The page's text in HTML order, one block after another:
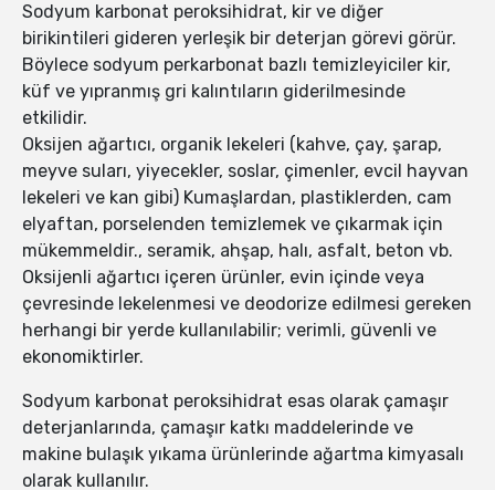
Sodyum karbonat peroksihidrat, kir ve diğer
birikintileri gideren yerleşik bir deterjan görevi görür.
Böylece sodyum perkarbonat bazlı temizleyiciler kir,
küf ve yıpranmış gri kalıntıların giderilmesinde
etkilidir.
Oksijen ağartıcı, organik lekeleri (kahve, çay, şarap,
meyve suları, yiyecekler, soslar, çimenler, evcil hayvan
lekeleri ve kan gibi) Kumaşlardan, plastiklerden, cam
elyaftan, porselenden temizlemek ve çıkarmak için
mükemmeldir., seramik, ahşap, halı, asfalt, beton vb.
Oksijenli ağartıcı içeren ürünler, evin içinde veya
çevresinde lekelenmesi ve deodorize edilmesi gereken
herhangi bir yerde kullanılabilir; verimli, güvenli ve
ekonomiktirler.
Sodyum karbonat peroksihidrat esas olarak çamaşır
deterjanlarında, çamaşır katkı maddelerinde ve
makine bulaşık yıkama ürünlerinde ağartma kimyasalı
olarak kullanılır.